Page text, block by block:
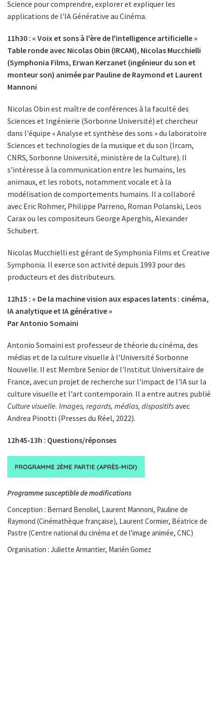
Science pour comprendre, explorer et expliquer les
applications de l'IA Générative au Cinéma.
11h30 : « Voix et sons à l'ère de l'intelligence artificielle »
Table ronde avec Nicolas Obin (IRCAM), Nicolas Mucchielli
(Symphonia Films, Erwan Kerzanet (ingénieur du son et
monteur son) animée par Pauline de Raymond et Laurent
Mannoni
Nicolas Obin est maître de conférences à la faculté des
Sciences et Ingénierie (Sorbonne Université) et chercheur
dans l'équipe « Analyse et synthèse des sons » du laboratoire
Sciences et technologies de la musique et du son (Ircam,
CNRS, Sorbonne Université, ministère de la Culture). Il
s'intéresse à la communication entre les humains, les
animaux, et les robots, notamment vocale et à la
modélisation de comportements humains. Il a collaboré
avec Eric Rohmer, Philippe Parreno, Roman Polanski, Leos
Carax ou les compositeurs George Aperghis, Alexander
Schubert.
Nicolas Mucchielli est gérant de Symphonia Films et Creative
Symphonia. Il exerce son activité depuis 1993 pour des
producteurs et des distributeurs.
12h15 : « De la machine vision aux espaces latents : cinéma,
IA analytique et IA générative »
Par Antonio Somaini
Antonio Somaini est professeur de théorie du cinéma, des
médias et de la culture visuelle à l'Université Sorbonne
Nouvelle. Il est Membre Senior de l'Institut Universitaire de
France, avec un projet de recherche sur l'impact de l'IA sur la
culture visuelle et l'art contemporain. Il a entre autres publié
Culture visuelle. Images, regards, médias, dispositifsavec
Andrea Pinotti (Presses du Réel, 2022).
12h45-13h : Questions/réponses
PROGRAMME 2ÈME PARTIE (APRÈS-MIDI)
Programme susceptible de modifications
Conception : Bernard Benoliel, Laurent Mannoni, Pauline de
Raymond (Cinémathèque française), Laurent Cormier, Béatrice de
Pastre (Centre national du cinéma et de l’image animée, CNC)
Organisation : Juliette Armantier, Marién Gomez